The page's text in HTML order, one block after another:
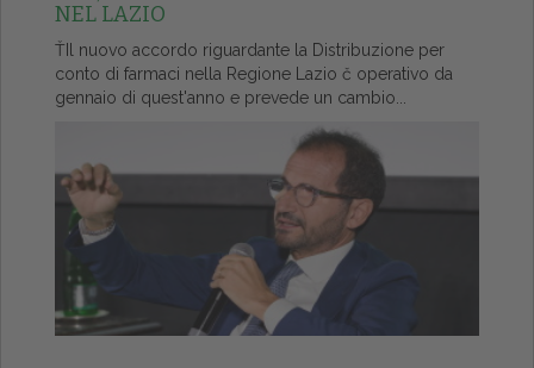
NEL LAZIO
ŤIl nuovo accordo riguardante la Distribuzione per
conto di farmaci nella Regione Lazio č operativo da
gennaio di quest'anno e prevede un cambio...